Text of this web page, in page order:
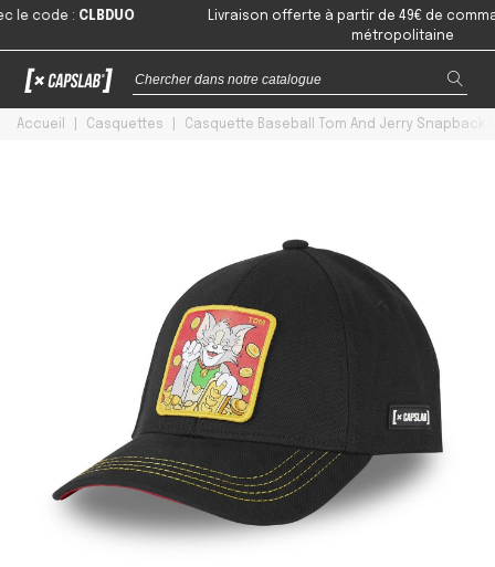
: CLBDUO
Livraison offerte à partir de 49€ de commande
métropolitaine
Accueil Casquettes Casquette Baseball Tom And Jerry Snapback